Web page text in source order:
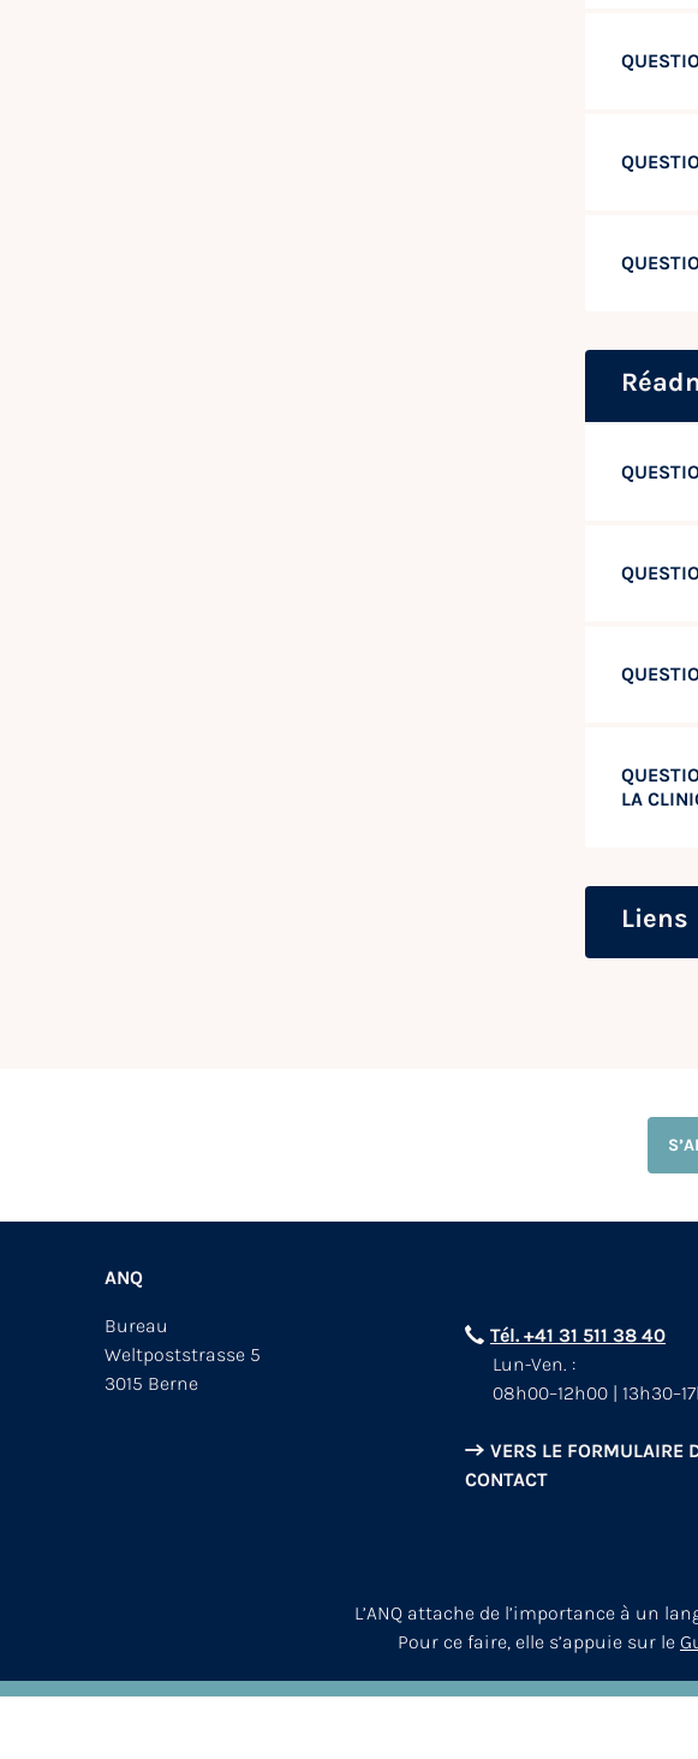
LA
Liens
ANQ
Bureau
Weltpoststrasse 5
3015 Berne
Tél. +41 31 511 38 40
Lun-Ven. :
08h00–12h00 |
VERS LE FORMULAIRE
CONTACT
L’ANQ attache de l’importance à un
Pour ce faire, elle s’appuie sur le